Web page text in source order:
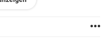
ohne Kabel versucht.
hat, wäre ich sehr